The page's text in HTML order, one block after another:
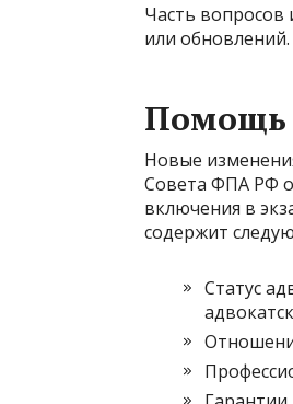
Часть вопросов
или
Помощь
Новые
Совета ФПА РФ
включения в
содержит
Статус